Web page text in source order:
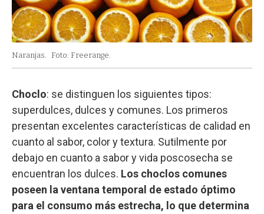
Naranjas. Foto: Freerange.
Choclo: se distinguen los siguientes tipos:
superdulces, dulces y comunes. Los primeros
presentan excelentes características de calidad en
cuanto al sabor, color y textura. Sutilmente por
debajo en cuanto a sabor y vida poscosecha se
encuentran los dulces. Los choclos comunes
poseen la ventana temporal de estado óptimo
para el consumo más estrecha, lo que determina